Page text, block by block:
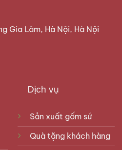
Gia Lâm, Hà Nội, Hà Nội
Dịch vụ
Sản xuất gốm sứ
Quà tặng khách hàng